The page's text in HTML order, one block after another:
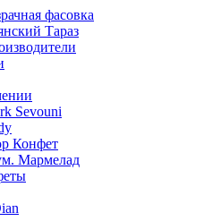
фасовка
Тараз
Sevouni
Конфет
Мармелад